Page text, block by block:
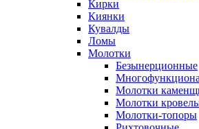
Кирки
Киянки
Кувалды
Ломы
Молотки
Безынерционные
Молотки
Молотки
Молотки-топоры